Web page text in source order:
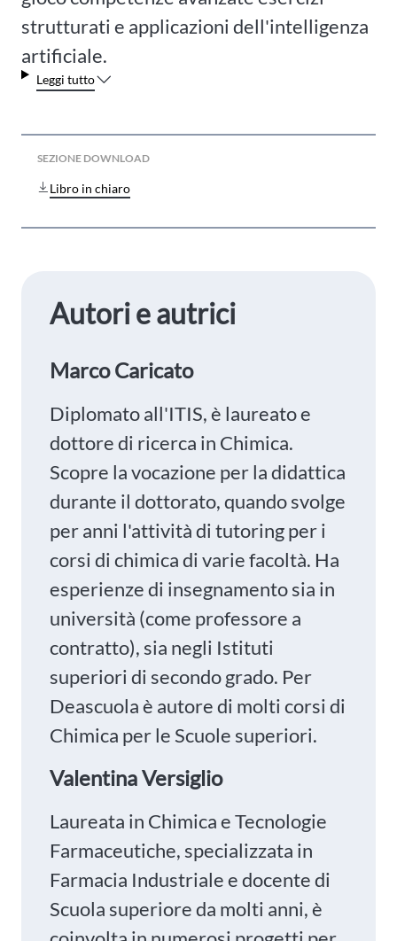
strutturati e applicazioni dell'intelligenza
artificiale.
Leggi tutto
SEZIONE DOWNLOAD
Libro in chiaro
Autori e autrici
Marco Caricato
Diplomato all'ITIS, è laureato e
dottore di ricerca in Chimica.
Scopre la vocazione per la didattica
durante il dottorato, quando svolge
per anni l'attività di tutoring per i
corsi di chimica di varie facoltà. Ha
esperienze di insegnamento sia in
università (come professore a
contratto), sia negli Istituti
superiori di secondo grado. Per
Deascuola è autore di molti corsi di
Chimica per le Scuole superiori.
Valentina Versiglio
Laureata in Chimica e Tecnologie
Farmaceutiche, specializzata in
Farmacia Industriale e docente di
Scuola superiore da molti anni, è